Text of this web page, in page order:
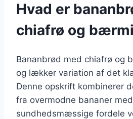
Hvad er
chiafrø og
Bananbrød med chiafrø og
og lækker variation af det
Denne opskrift kombinerer
fra overmodne bananer
sundhedsmæssige fordele